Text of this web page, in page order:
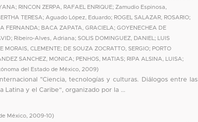
; RINCON ZERPA, RAFAEL ENRIQUE;Zamudio Espinosa,
TERESA; Aguado López, Eduardo; ROGEL SALAZAR, ROSARIO;
FERNANDA; BACA ZAPATA, GRACIELA;GOYENECHEA DE
; Ribeiro-Alves, Adriana;SOLIS DOMINGUEZ, DANIEL ;
LUIS
MORAIS, CLEMENTE; DE SOUZA ZOCRATTO, SERGIO; PORTO
SANCHEZ, MONICA; PENHOS, MATIAS; RIPA ALSINA, LUISA;
del Estado de México 2009)
"Ciencia, tecnologías y culturas. Diálogos entre las
y el Caribe”, organizado por la ...
México 2009-10)